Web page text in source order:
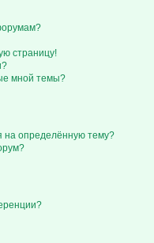
страницу!
мной темы?
на определённую тему?